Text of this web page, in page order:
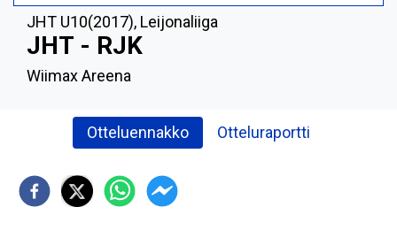
JHT U10(2017), Leijonaliiga
JHT - RJK
Wiimax Areena
Otteluennakko Otteluraportti